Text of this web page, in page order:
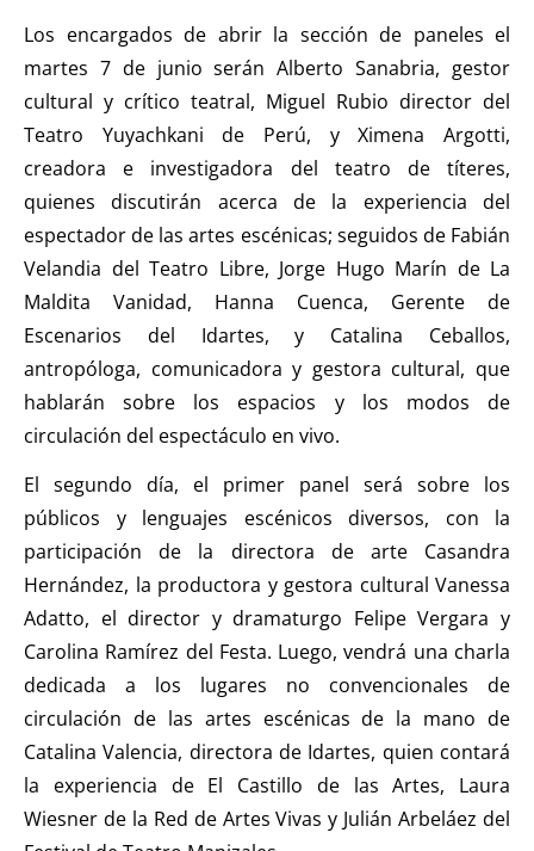
Los encargados de abrir la sección de paneles el
martes 7 de junio serán Alberto Sanabria, gestor
cultural y crítico teatral, Miguel Rubio director del
Teatro Yuyachkani de Perú, y Ximena Argotti,
creadora e investigadora del teatro de títeres,
quienes discutirán acerca de la experiencia del
espectador de las artes escénicas; seguidos de Fabián
Velandia del Teatro Libre, Jorge Hugo Marín de La
Maldita Vanidad, Hanna Cuenca, Gerente de
Escenarios del Idartes, y Catalina Ceballos,
antropóloga, comunicadora y gestora cultural, que
hablarán sobre los espacios y los modos de
circulación del espectáculo en vivo.
El segundo día, el primer panel será sobre los
públicos y lenguajes escénicos diversos, con la
participación de la directora de arte Casandra
Hernández, la productora y gestora cultural Vanessa
Adatto, el director y dramaturgo Felipe Vergara y
Carolina Ramírez del Festa. Luego, vendrá una charla
dedicada a los lugares no convencionales de
circulación de las artes escénicas de la mano de
Catalina Valencia, directora de Idartes, quien contará
la experiencia de El Castillo de las Artes, Laura
Wiesner de la Red de Artes Vivas y Julián Arbeláez del